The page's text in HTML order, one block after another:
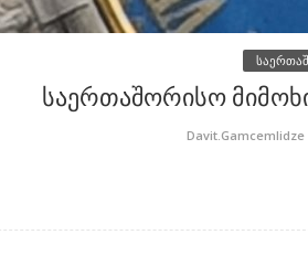
საერთაშორისო
Davit.Gamcemlidze
შევარდნაძის მომავალი
კვლავ ეკლექტური იქნება